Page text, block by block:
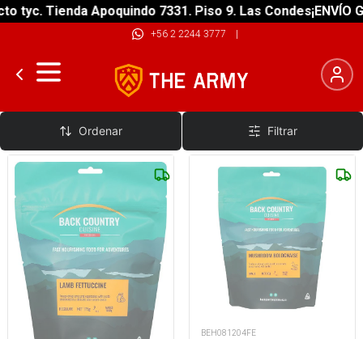
Tienda Apoquindo 7331. Piso 9. Las Condes¡ENVÍO
+56 2 2244 3777 |
Alimentos Liofilizada
Ordenar Filtrar
BEH081204FE